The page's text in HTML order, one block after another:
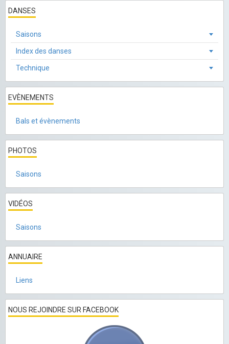
DANSES
Saisons
Index des danses
Technique
EVÈNEMENTS
Bals et évènements
PHOTOS
Saisons
VIDÉOS
Saisons
ANNUAIRE
Liens
NOUS REJOINDRE SUR FACEBOOK